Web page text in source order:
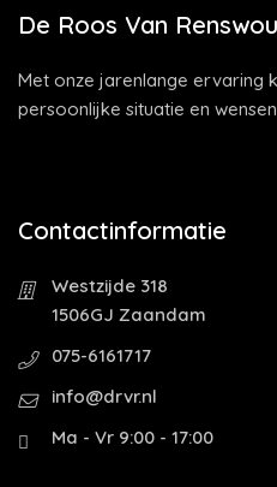
De Roos Van
Met onze jarenlange ervaring
persoonlijke situatie en
Contactinformatie
Westzijde 318
1506GJ Zaandam
075-6161717
info@drvr.nl
Ma - Vr 9:00 - 17:00